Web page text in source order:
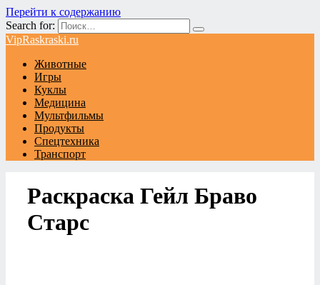
Перейти к содержанию
Search for:
VipRaskraski.ru
Животные
Игры
Куклы
Медицина
Мультфильмы
Продукты
Спецтехника
Транспорт
Раскраска Гейл Браво
Старс